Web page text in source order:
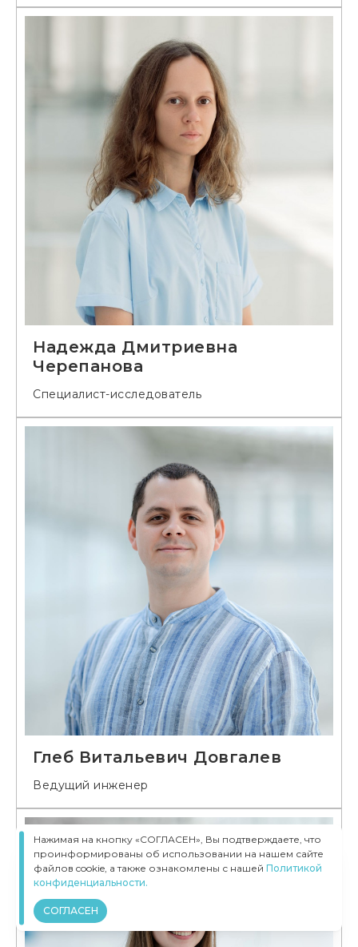
Надежда Дмитриевна
Черепанова
Специалист-исследователь
Глеб Витальевич Довгалев
Ведущий инженер
Нажимая на кнопку «СОГЛАСЕН», Вы подтверждаете, что
проинформированы об использовании на нашем сайте
файлов cookie, а также ознакомлены с нашей Политикой
конфиденциальности.
СОГЛАСЕН